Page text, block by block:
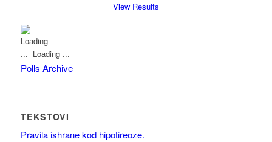
View Results
Loading ...
Polls Archive
TEKSTOVI
Pravila ishrane kod hipotireoze.